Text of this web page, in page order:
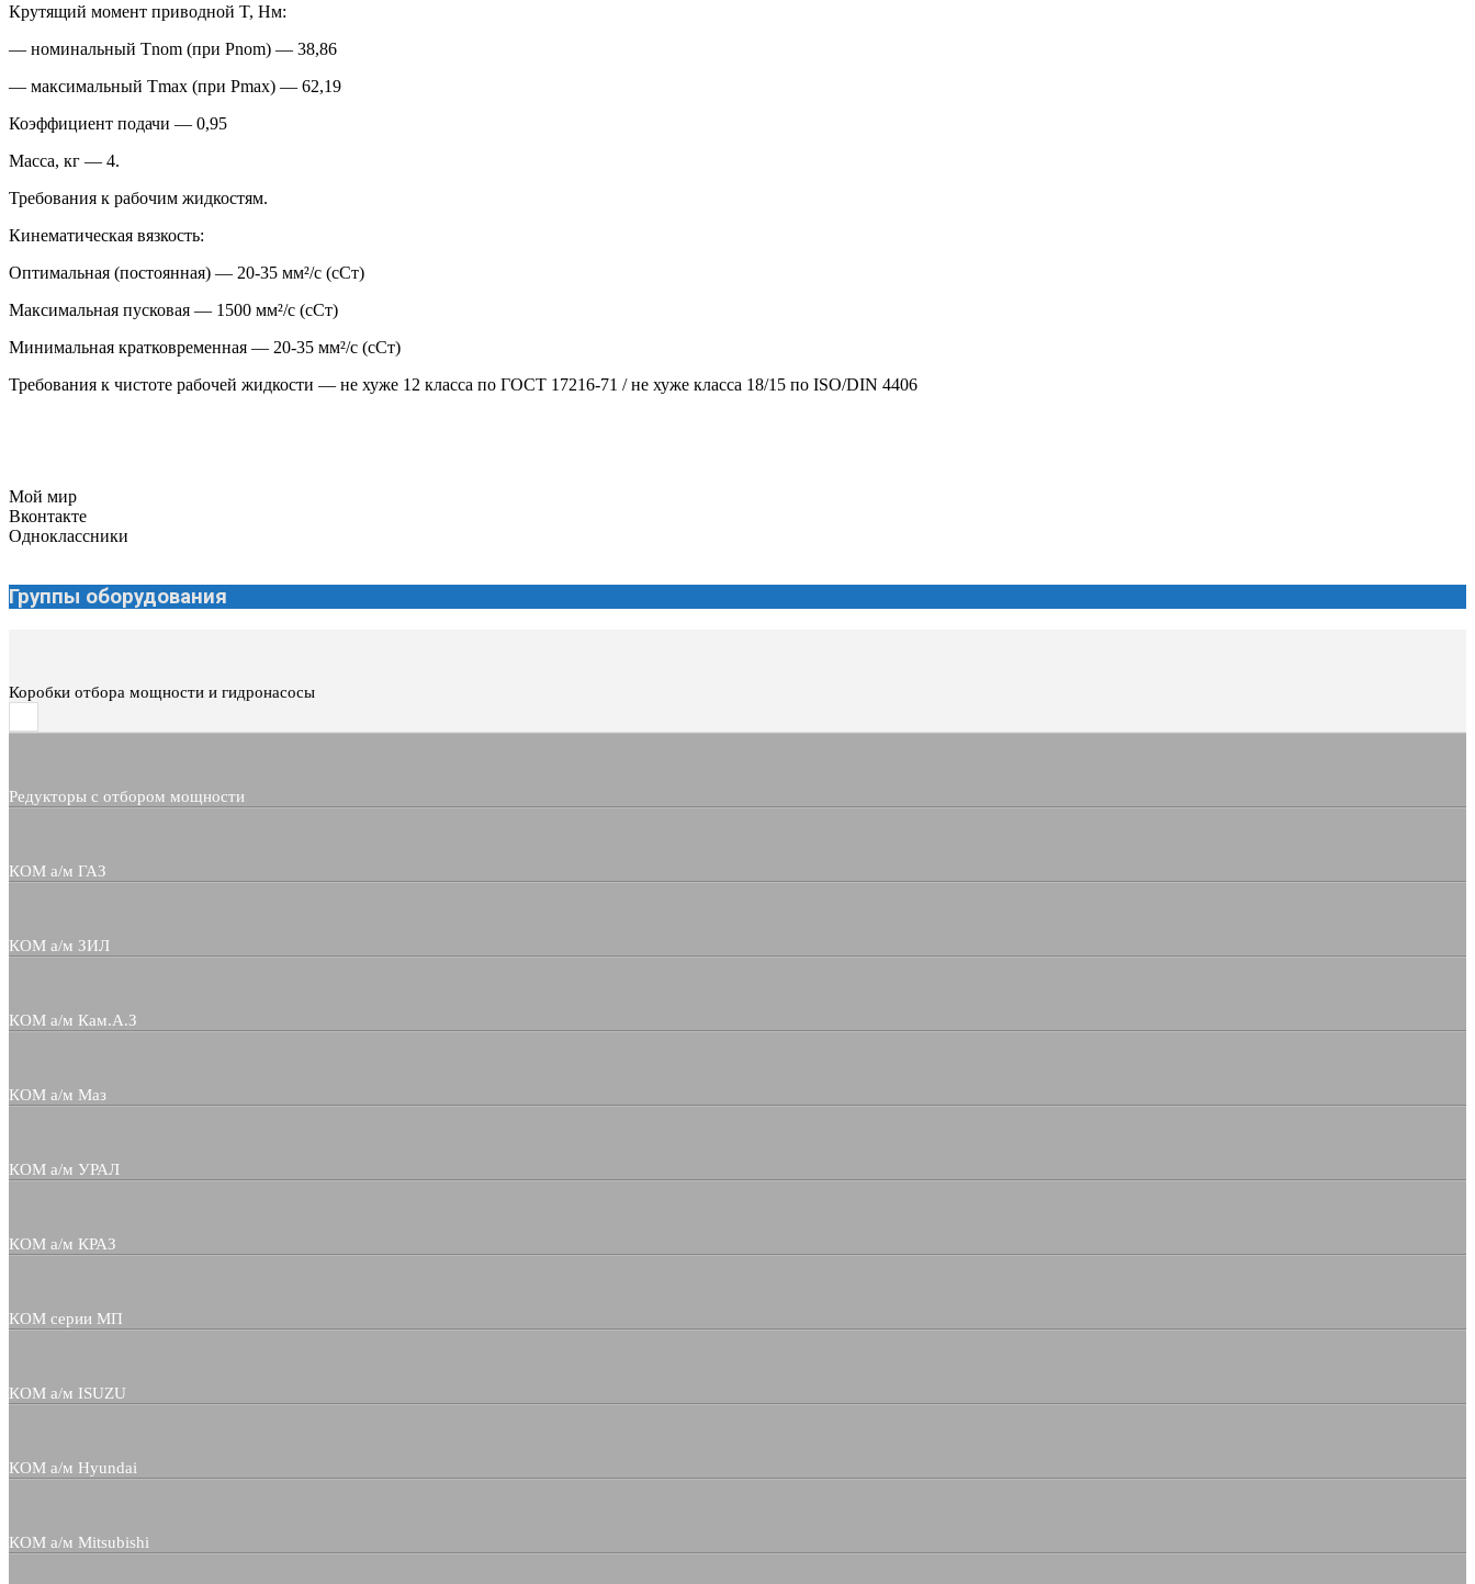
Крутящий момент приводной T, Нм:
— номинальный Тnom (при Pnom) — 38,86
— максимальный Tmax (при Pmax) — 62,19
Коэффициент подачи — 0,95
Масса, кг — 4.
Требования к рабочим жидкостям.
Кинематическая вязкость:
Оптимальная (постоянная) — 20-35 мм²/с (сСт)
Максимальная пусковая — 1500 мм²/с (сСт)
Минимальная кратковременная — 20-35 мм²/с (сСт)
Требования к чистоте рабочей жидкости — не хуже 12 класса по ГОСТ 17216-71 / не хуже класса 18/15 по ISO/DIN 4406
Мой мир
Вконтакте
Одноклассники
Группы оборудования
Коробки отбора мощности и гидронасосы
Редукторы с отбором мощности
КОМ а/м ГАЗ
КОМ а/м ЗИЛ
КОМ а/м Кам.А.З
КОМ а/м Маз
КОМ а/м УРАЛ
КОМ а/м КРАЗ
КОМ серии МП
КОМ а/м ISUZU
КОМ а/м Hyundai
КОМ а/м Mitsubishi